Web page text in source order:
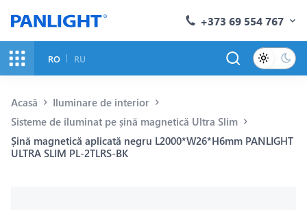
+373 69 554 767
RO RU
Acasă
Iluminare de interior
Sisteme de iluminat pe șină magnetică Ultra Slim
Șină magnetică aplicată negru L2000*W26*H6mm PANLIGHT
ULTRA SLIM PL-2TLRS-BK